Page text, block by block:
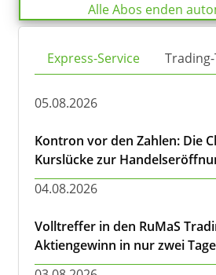
Alle Abos enden
Express-Service
05.08.2026
Kontron vor den Zahlen: Die
Kurslücke zur
04.08.2026
Volltreffer in den RuMaS
Aktiengewinn in nur zwei